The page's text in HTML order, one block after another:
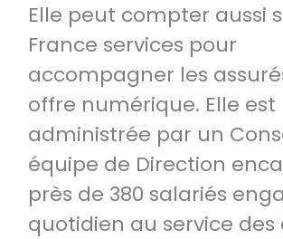
Elle peut compter aussi
France services pour
accompagner les
offre numérique. Elle est
administrée par un
équipe de Direction
près de 380 salariés
quotidien au service des